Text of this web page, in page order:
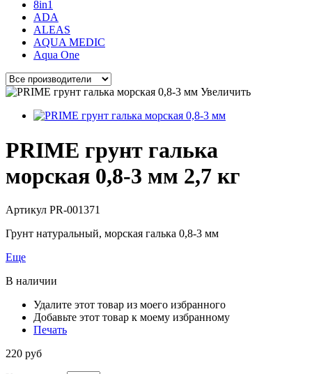
8in1
ADA
ALEAS
AQUA MEDIC
Aqua One
Увеличить
PRIME грунт галька
морская 0,8-3 мм 2,7 кг
Артикул PR-001371
Грунт натуральный, морская галька 0,8-3 мм
Еще
В наличии
Удалите этот товар из моего избранного
Добавьте этот товар к моему избранному
Печать
220 руб